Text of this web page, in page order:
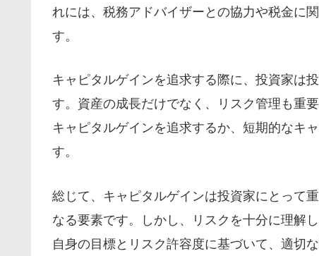
れには、税務アドバイザーとの協力や税金に
す。
キャピタルゲインを追求する際に、投資家は
す。資産の成長だけでなく、リスク管理も重
キャピタルゲインを追求するか、短期的なキ
す。
総じて、キャピタルゲインは投資家にとって
なる要素です。しかし、リスクを十分に理解
自身の目標とリスク許容度に基づいて、適切